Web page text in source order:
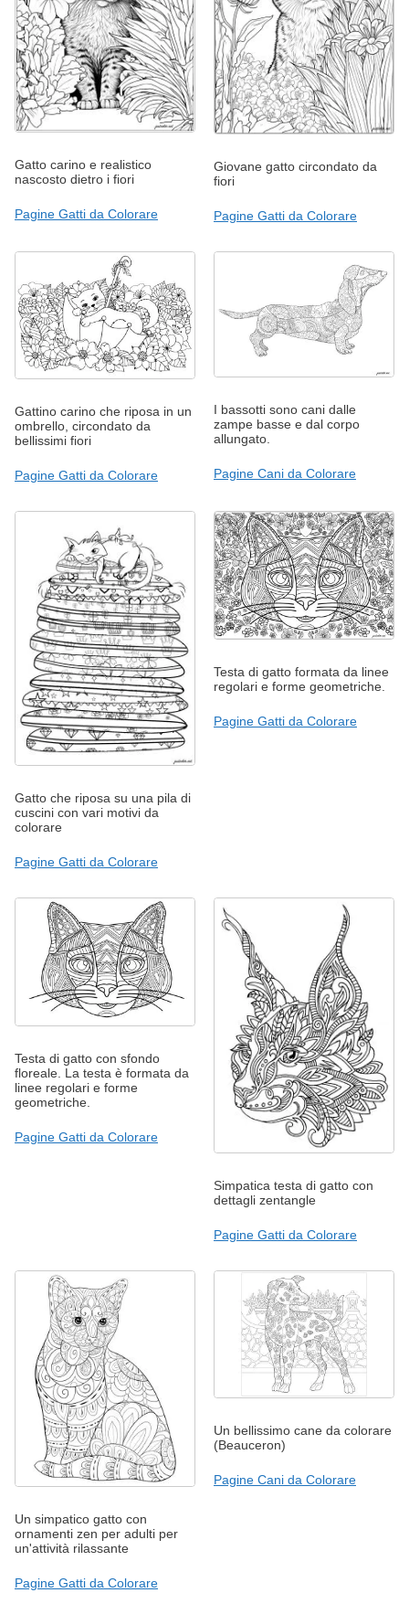
Gatto carino e realistico
nascosto dietro i fiori
Pagine Gatti da Colorare
Giovane gatto circondato da
fiori
Pagine Gatti da Colorare
Gattino carino che riposa in un
ombrello, circondato da
bellissimi fiori
Pagine Gatti da Colorare
I bassotti sono cani dalle
zampe basse e dal corpo
allungato.
Pagine Cani da Colorare
Gatto che riposa su una pila di
cuscini con vari motivi da
colorare
Pagine Gatti da Colorare
Testa di gatto formata da linee
regolari e forme geometriche.
Pagine Gatti da Colorare
Testa di gatto con sfondo
floreale. La testa è formata da
linee regolari e forme
geometriche.
Pagine Gatti da Colorare
Simpatica testa di gatto con
dettagli zentangle
Pagine Gatti da Colorare
Un simpatico gatto con
ornamenti zen per adulti per
un'attività rilassante
Pagine Gatti da Colorare
Un bellissimo cane da colorare
(Beauceron)
Pagine Cani da Colorare